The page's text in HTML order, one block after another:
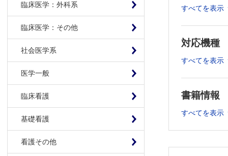
臨床医学：外科系
臨床医学：その他
社会医学系
医学一般
臨床看護
基礎看護
看護その他
埼玉医科大
5．頸部切刺
亀田総合病
7．胸部切
公立豊岡
9．肺およ
すべてを表示
対応機種
すべてを表示
書籍情報
すべてを表示